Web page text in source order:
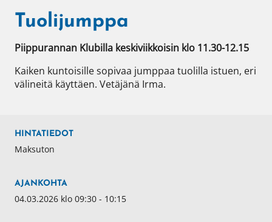
Tuolijumppa
Piippurannan Klubilla keskiviikkoisin klo 11.30-12.15
Kaiken kuntoisille sopivaa jumppaa tuolilla istuen, eri
välineitä käyttäen. Vetäjänä Irma.
HINTATIEDOT
Maksuton
AJANKOHTA
04.03.2026 klo 09:30 - 10:15